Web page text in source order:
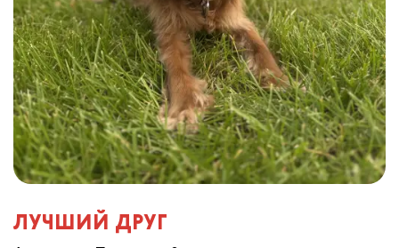
ЛУЧШИЙ ДРУГ